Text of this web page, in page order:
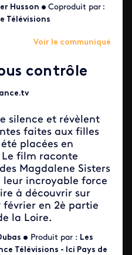
Husson • Coproduit par :
Télévisions
Voir le communiqué
contrôle
silence et révèlent
faites aux filles
placées en
film raconte
Magdalene Sisters
leur incroyable force
à découvrir sur
en 2è partie
la Loire.
• Produit par : Les
Télévisions - Ici Pays de